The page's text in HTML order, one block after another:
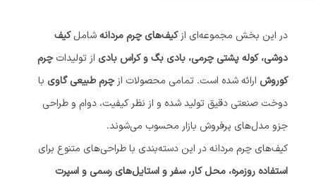
در این بخش مجموعه‌ای ازکیف‌های چرم مردانهشاملکیف
دوشی، کوله پشتی چرمی، بادی بگ و کراس بادی از تولیدات چرم
کوروش ارائه شده است. تمامی محصولات از چرم طبیعی گاوی با
دوخت صنعتی دقیق تولید شده و از نظر کیفیت، دوام و طراحی
جزو مدل‌های پرفروش بازار محسوب می‌شوند.
کیف‌های چرم مردانه در این دسته‌بندی با طراحی‌های متنوع برای
استفاده روزمره، محل کار، سفر و استایل‌های رسمی و اسپرت